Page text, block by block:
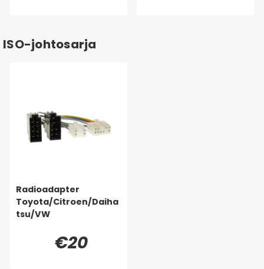
ISO-johtosarja
Radioadapter
Toyota/Citroen/Daiha
tsu/VW
€20